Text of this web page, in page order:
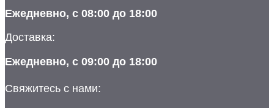
Ежедневно, с 08:00 до 18:00
Доставка:
Ежедневно, с 09:00 до 18:00
Свяжитесь с нами: